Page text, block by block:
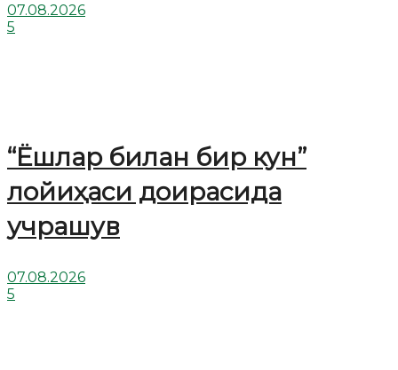
07.08.2026
5
“Ёшлар билан бир кун”
лойиҳаси доирасида
учрашув
07.08.2026
5